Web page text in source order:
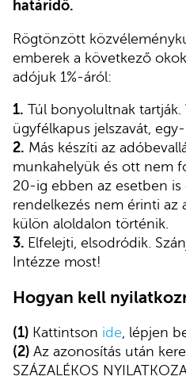
határidő.
Rögtönzött
emberek a következő
adójuk 1%-áról:
1. Túl bonyolultnak tartják.
ügyfélkapus jelszavát,
2. Más készíti az
munkahelyük és ott nem
20-ig ebben az esetben is
rendelkezés nem érinti az
külön aloldalon történik.
3. Elfelejti, elsodródik.
Intézze most!
Hogyan kell
(1) Kattintson ide, lépjen
(2) Az azonosítás után
SZÁZALÉKOS